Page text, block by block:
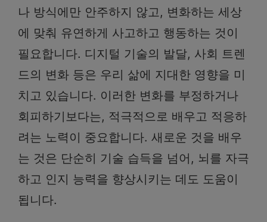
나 방식에만 안주하지 않고, 변화하는 세상
에 맞춰 유연하게 사고하고 행동하는 것이
필요합니다. 디지털 기술의 발달, 사회 트렌
드의 변화 등은 우리 삶에 지대한 영향을 미
치고 있습니다. 이러한 변화를 부정하거나
회피하기보다는, 적극적으로 배우고 적응하
려는 노력이 중요합니다. 새로운 것을 배우
는 것은 단순히 기술 습득을 넘어, 뇌를 자극
하고 인지 능력을 향상시키는 데도 도움이
됩니다.